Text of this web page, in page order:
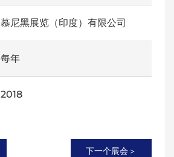
慕尼黑展览（印度）有限公司
每年
2018
下一个展会＞